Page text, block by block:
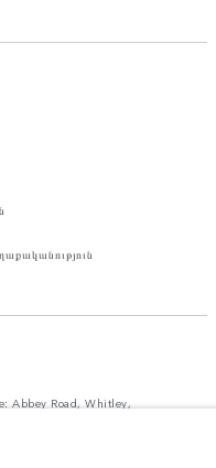
Abbey Road, Whitley,
comparative purposes only.